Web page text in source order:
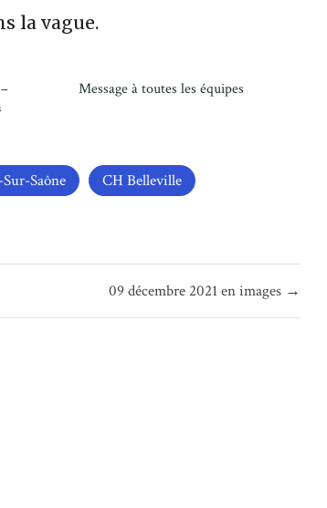
la vague.
Message à toutes les équipes
Saône
CH Belleville
09 décembre 2021 en images →